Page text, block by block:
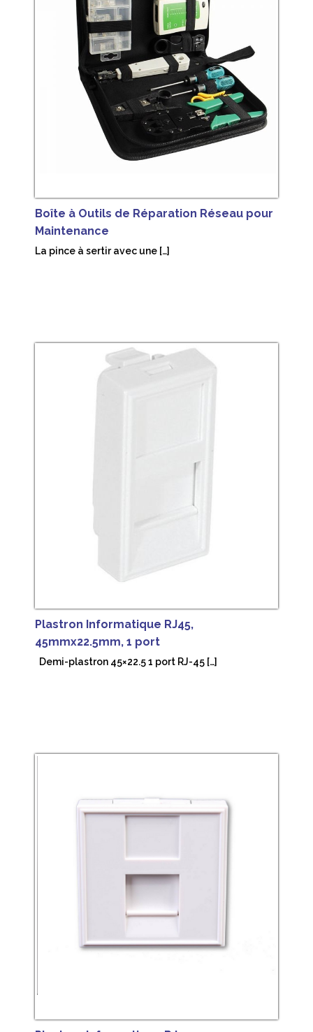
Boîte à Outils de Réparation Réseau pour
Maintenance
La pince à sertir avec une […]
Plastron Informatique RJ45,
45mmx22.5mm, 1 port
Demi-plastron 45×22.5 1 port RJ-45 […]